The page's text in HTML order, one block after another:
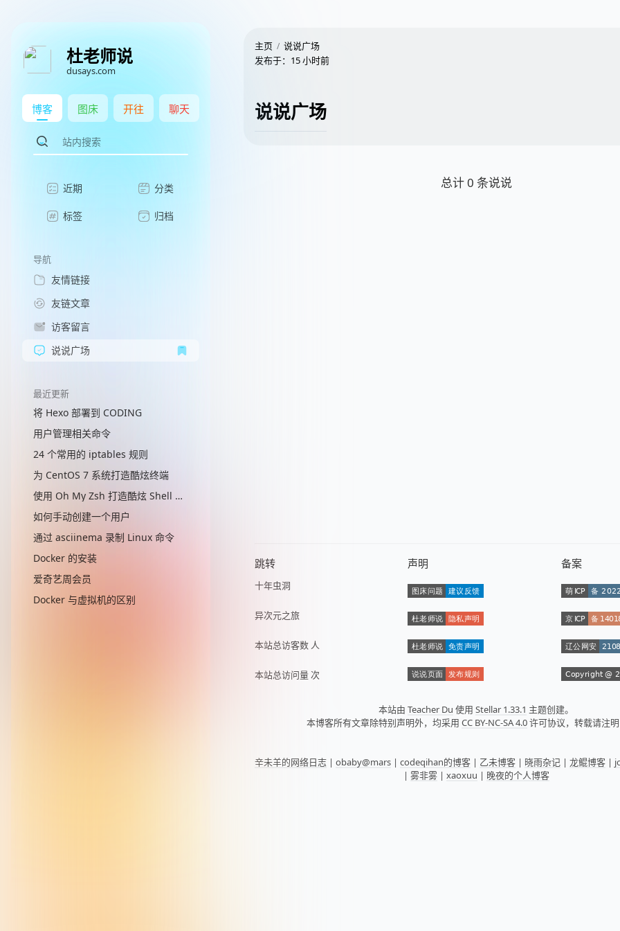
杜老师说
dusays.com
博客 图床 开往 聊天
近期 分类
标签 归档
导航
友情链接
友链文章
访客留言
说说广场
最近更新
将 Hexo 部署到 CODING
用户管理相关命令
24 个常用的 iptables 规则
为 CentOS 7 系统打造酷炫终端
使用 Oh My Zsh 打造酷炫 Shell 终端
如何手动创建一个用户
通过 asciinema 录制 Linux 命令
Docker 的安装
爱奇艺周会员
Docker 与虚拟机的区别
主页
说说广场
发布于： 15 小时前
说说广场
总计0 条说说
跳转
十年虫洞
异次元之旅
本站总访客数 人
本站总访问量 次
声明 备案
本站由 Teacher Du 使用 Stellar 1.33.1 主题创建。
本博客所有文章除特别声明外，均采用 CC BY-NC-SA 4.0许可协议，转载请注
辛未羊的网络日志 | obaby@mars | codeqihan的博客 | 乙未博客 | 晓雨杂记 | 龙鲲博客 |
| 雾非雾| xaoxuu | 晚夜的个人博客